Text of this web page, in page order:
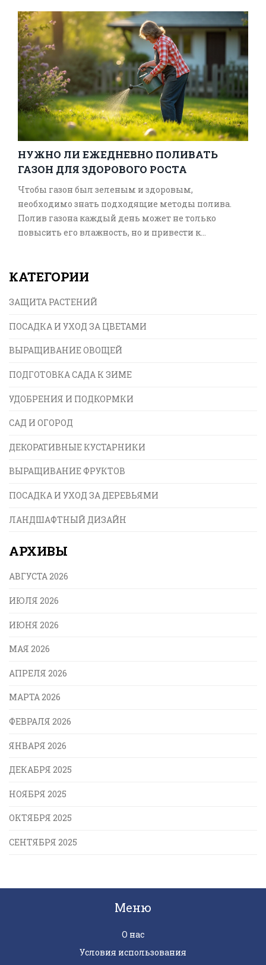
НУЖНО ЛИ ЕЖЕДНЕВНО ПОЛИВАТЬ
ГАЗОН ДЛЯ ЗДОРОВОГО РОСТА
Чтобы газон был зеленым и здоровым,
необходимо знать подходящие методы полива.
Полив газона каждый день может не только
повысить его влажность, но и привести к
факторов, включая климат, время года и тип
правильному уходу за газоном для обеспечения
КАТЕГОРИИ
ЗАЩИТА РАСТЕНИЙ
ПОСАДКА И УХОД ЗА ЦВЕТАМИ
ВЫРАЩИВАНИЕ ОВОЩЕЙ
ПОДГОТОВКА САДА К ЗИМЕ
УДОБРЕНИЯ И ПОДКОРМКИ
САД И ОГОРОД
ДЕКОРАТИВНЫЕ КУСТАРНИКИ
ВЫРАЩИВАНИЕ ФРУКТОВ
ПОСАДКА И УХОД ЗА ДЕРЕВЬЯМИ
ЛАНДШАФТНЫЙ ДИЗАЙН
АРХИВЫ
АВГУСТА 2026
ИЮЛЯ 2026
ИЮНЯ 2026
МАЯ 2026
АПРЕЛЯ 2026
МАРТА 2026
ФЕВРАЛЯ 2026
ЯНВАРЯ 2026
ДЕКАБРЯ 2025
НОЯБРЯ 2025
ОКТЯБРЯ 2025
СЕНТЯБРЯ 2025
Меню
О нас
Условия использования